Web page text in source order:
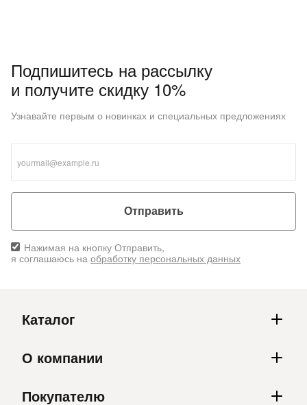
Подпишитесь на рассылку
и получите скидку 10%
Узнавайте первым о новинках и специальных предложениях
Отправить
Нажимая на кнопку Отправить,
я соглашаюсь на обработку персональных данных
Каталог
О компании
Покупателю